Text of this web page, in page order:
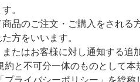
。
品のご注文・ご購入をされ
方をいいます。
たはお客様に対し通知する
と不可分一体のものとして